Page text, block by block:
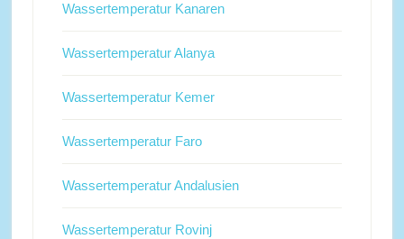
Wassertemperatur Kanaren
Wassertemperatur Alanya
Wassertemperatur Kemer
Wassertemperatur Faro
Wassertemperatur Andalusien
Wassertemperatur Rovinj